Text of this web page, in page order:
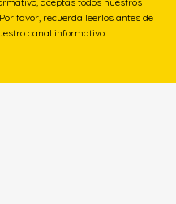
favor, recuerda leerlos antes de
canal informativo.